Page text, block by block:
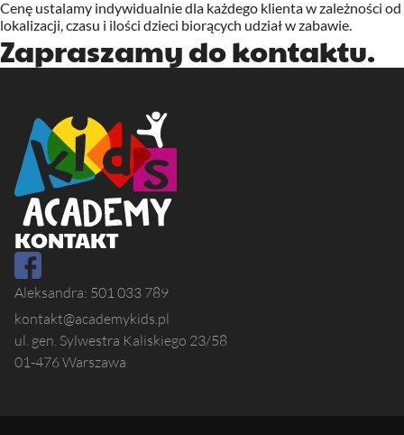
Cenę ustalamy indywidualnie dla każdego klienta w zależności od
lokalizacji, czasu i ilości dzieci biorących udział w zabawie.
Zapraszamy do kontaktu.
KONTAKT
Aleksandra: 501 033 789
kontakt@academykids.pl
ul. gen. Sylwestra Kaliskiego 23/58
01-476 Warszawa